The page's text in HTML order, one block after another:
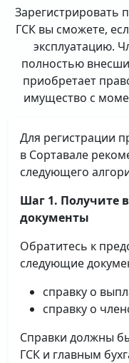
Зарегистрировать
ГСК вы сможете,
эксплуатацию.
полностью
приобретает
имущество с
Для регистрации
в Сортавале
следующего
Шаг 1. Получите
документы
Обратитесь к
следующие
справку о
справку о
Справки должны
ГСК и главным